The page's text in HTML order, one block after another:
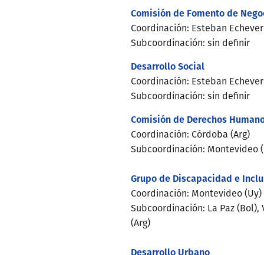
Comisión de Fomento de
Coordinación: Esteban
Subcoordinación: sin definir
Desarrollo Social
Coordinación: Esteban
Subcoordinación: sin definir
Comisión de Derechos
Coordinación: Córdoba (Arg)
Subcoordinación: Montevideo
Grupo de Discapacidad e
Coordinación: Montevideo (Uy)
Subcoordinación: La Paz (Bol),
(Arg)